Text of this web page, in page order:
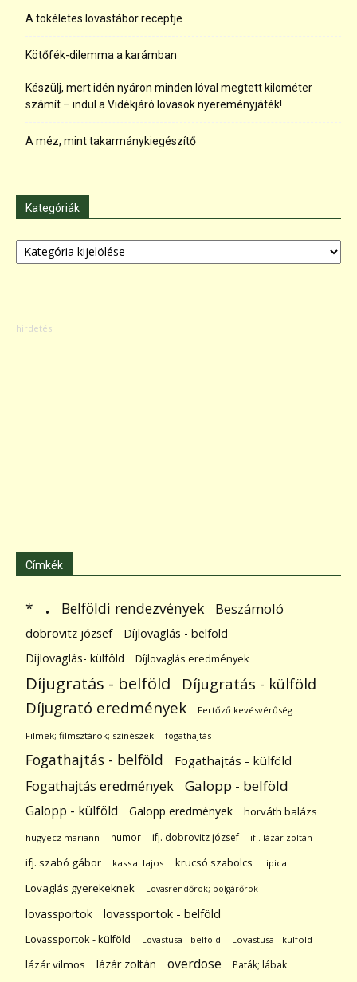
A tökéletes lovastábor receptje
Kötőfék-dilemma a karámban
Készülj, mert idén nyáron minden lóval megtett kilométer
számít – indul a Vidékjáró lovasok nyereményjáték!
A méz, mint takarmánykiegészítő
Kategóriák
Kategóriák
Címkék
* . Belföldi rendezvények Beszámoló
dobrovitz józsef
Díjlovaglás - belföld
Díjlovaglás- külföld
Díjlovaglás eredmények
Díjugratás - belföld Díjugratás - külföld
Díjugrató eredmények Fertőző kevésvérűség
Filmek; filmsztárok; színészek fogathajtás
Fogathajtás - belföld Fogathajtás - külföld
Fogathajtás eredmények Galopp - belföld
Galopp - külföld Galopp eredmények horváth balázs
hugyecz mariann humor ifj. dobrovitz józsef ifj. lázár zoltán
ifj. szabó gábor kassai lajos krucsó szabolcs lipicai
Lovaglás gyerekeknek Lovasrendőrök; polgárőrök
lovassportok lovassportok - belföld
Lovassportok - külföld Lovastusa - belföld Lovastusa - külföld
lázár vilmos lázár zoltán overdose Paták; lábak